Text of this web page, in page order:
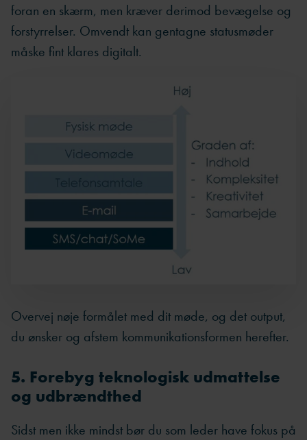
foran en skærm, men kræver derimod bevægelse og
forstyrrelser. Omvendt kan gentagne statusmøder
måske fint klares digitalt.
Overvej nøje formålet med dit møde, og det output,
du ønsker og afstem kommunikationsformen herefter.
5. Forebyg teknologisk udmattelse
og udbrændthed
Sidst men ikke mindst bør du som leder have fokus på